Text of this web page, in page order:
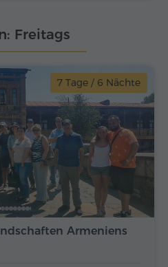
Freitags
7 Tage / 6 Nächte
Armeniens